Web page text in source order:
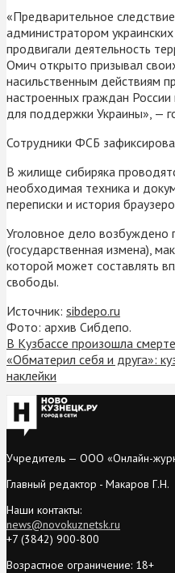
«Предварительное
администратором
продвигали деятельность
Омич открыто призывал
насильственным действиям
настроенных граждан
для поддержки Украины», —
Сотрудники ФСБ
В жилище сибиряка
необходимая техника и
переписки и история
Уголовное дело
(государственная измена),
которой может составлять
свободы.
Источник: sibdepo.ru
Фото: архив Сибдепо.
В Кузбассе произошла
«Обматерил себя и друга»:
наклейки
Учредитель — ООО «Онлайн-
Главный редактор - Макаров Г.Н.
Наши контакты:
news@novokuznetsk.ru
+7 (3842) 900-800
Возрастное ограничение: 18+